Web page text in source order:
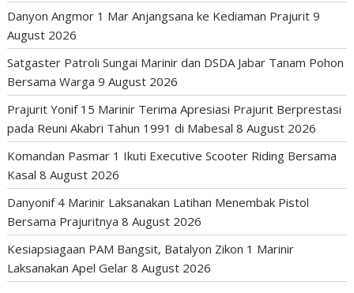
Danyon Angmor 1 Mar Anjangsana ke Kediaman Prajurit 9
August 2026
Satgaster Patroli Sungai Marinir dan DSDA Jabar Tanam Pohon
Bersama Warga 9 August 2026
Prajurit Yonif 15 Marinir Terima Apresiasi Prajurit Berprestasi
pada Reuni Akabri Tahun 1991 di Mabesal 8 August 2026
Komandan Pasmar 1 Ikuti Executive Scooter Riding Bersama
Kasal 8 August 2026
Danyonif 4 Marinir Laksanakan Latihan Menembak Pistol
Bersama Prajuritnya 8 August 2026
Kesiapsiagaan PAM Bangsit, Batalyon Zikon 1 Marinir
Laksanakan Apel Gelar 8 August 2026